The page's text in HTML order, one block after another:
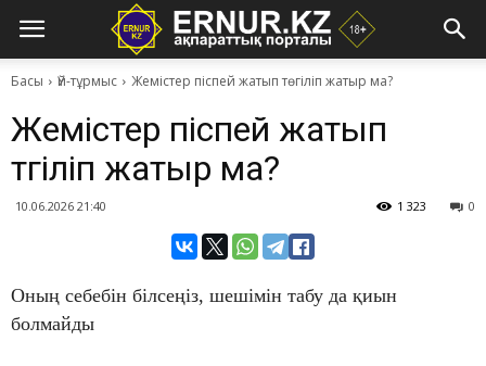
Басы Үй-тұрмыс ​Жемістер піспей жатып төгіліп жатыр ма?
​Жемістер піспей жатып
төгіліп жатыр ма?
10.06.2026 21:40 0
1 323
Оның себебін білсеңіз, шешімін табу да қиын
болмайды